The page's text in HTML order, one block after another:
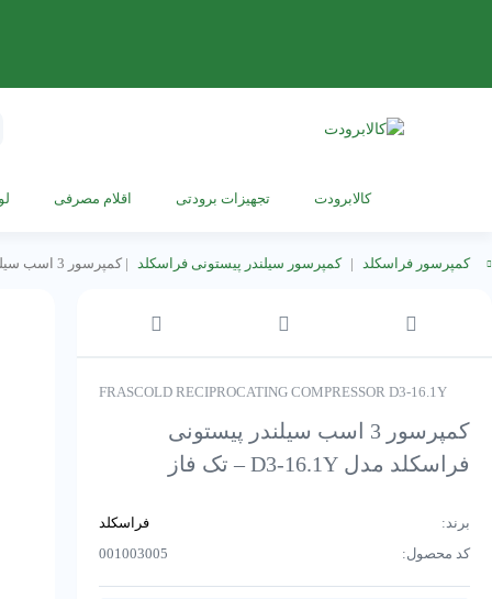
کالابرودت تجهیزات برودتی اقلام مصرفی
کمپرسور فراسکلد کمپرسور سیلندر پیستونی فراسکلد کمپرسور 3 اسب سیلندر پیستونی فراسکلد مدل D3-16.1Y – تک فاز
FRASCOLD RECIPROCATING COMPRESSOR D3-16.1Y
کمپرسور 3 اسب سیلندر پیستونی
فراسکلد مدل D3-16.1Y – تک فاز
برند:
فراسکلد
کد محصول:
001003005